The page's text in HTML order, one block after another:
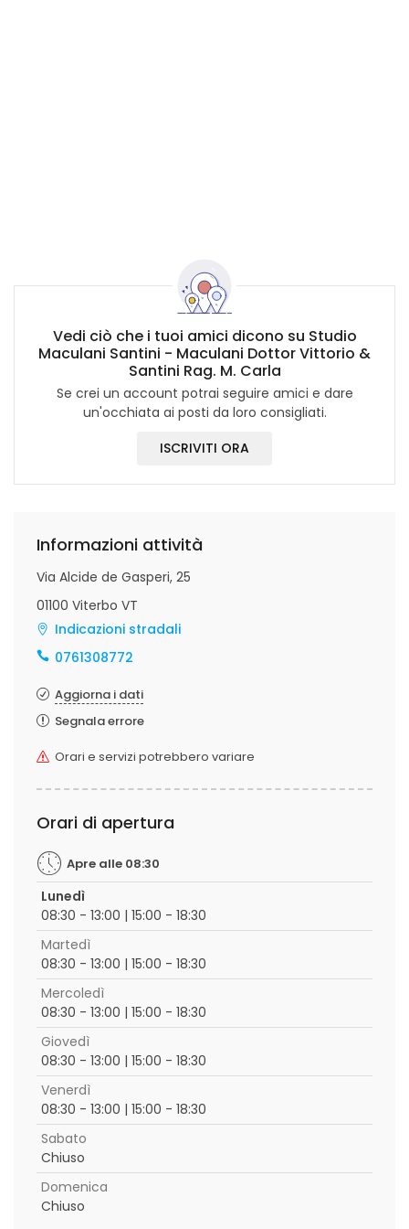
Vedi ciò che i tuoi amici dicono su Studio
Maculani Santini - Maculani Dottor Vittorio &
Santini Rag. M. Carla
Se crei un account potrai seguire amici e dare
un'occhiata ai posti da loro consigliati.
ISCRIVITI ORA
Informazioni attività
Via Alcide de Gasperi, 25
01100 Viterbo VT
Indicazioni stradali
0761308772
Aggiorna i dati
Segnala errore
Orari e servizi potrebbero variare
Orari di apertura
Apre alle 08:30
Lunedì
08:30 - 13:00 | 15:00 - 18:30
Martedì
08:30 - 13:00 | 15:00 - 18:30
Mercoledì
08:30 - 13:00 | 15:00 - 18:30
Giovedì
08:30 - 13:00 | 15:00 - 18:30
Venerdì
08:30 - 13:00 | 15:00 - 18:30
Sabato
Chiuso
Domenica
Chiuso